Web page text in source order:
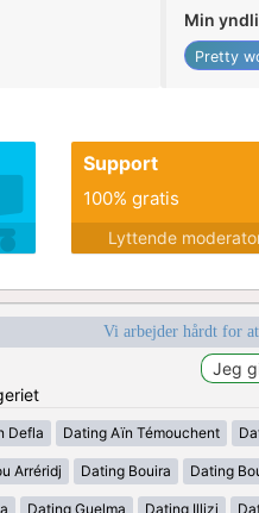
Min
Pretty
Support
100% gratis
Lyttende
Vi arbejder hårdt for
Defla Dating Aïn Témouchent
Arréridj Dating Bouira Dating
Dating Guelma Dating Illizi